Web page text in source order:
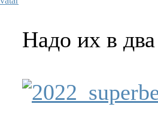
Надо их в два